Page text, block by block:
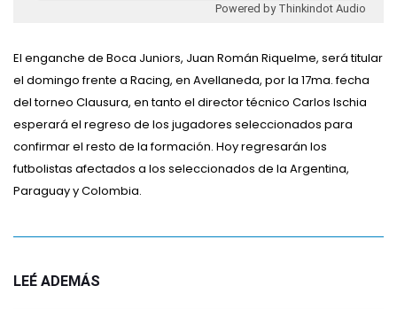
Powered by Thinkindot Audio
El enganche de Boca Juniors, Juan Román Riquelme, será titular
el domingo frente a Racing, en Avellaneda, por la 17ma. fecha
del torneo Clausura, en tanto el director técnico Carlos Ischia
esperará el regreso de los jugadores seleccionados para
confirmar el resto de la formación. Hoy regresarán los
futbolistas afectados a los seleccionados de la Argentina,
Paraguay y Colombia.
LEÉ ADEMÁS